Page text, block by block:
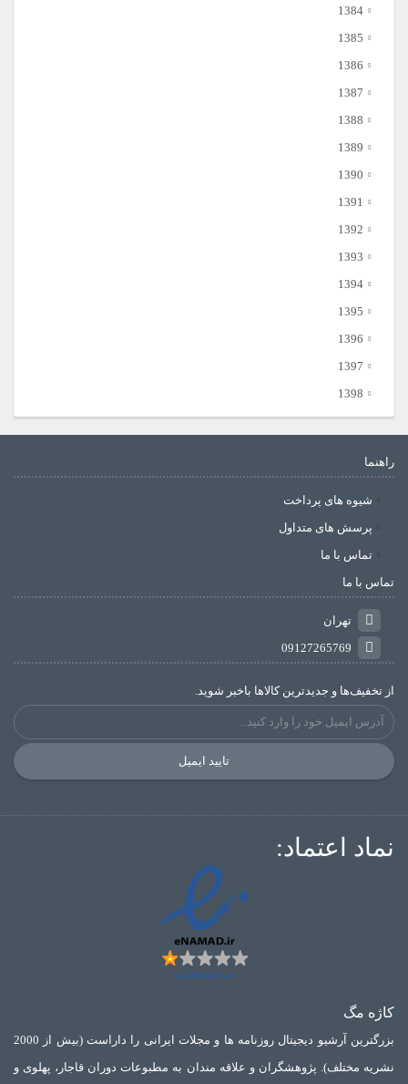
1384
1385
1386
1387
1388
1389
1390
1391
1392
1393
1394
1395
1396
1397
1398
راهنما
شیوه های پرداخت
پرسش های متداول
تماس با ما
تماس با ما
تهران
09127265769
از تخفیف‌ها و جدیدترین‌ کالاها باخبر شوید.
تایید ایمیل
نماد اعتماد:
کاژه مگ
بزرگترین آرشیو دیجیتال روزنامه ها و مجلات ایرانی را داراست (بیش از 2000
نشریه مختلف). پژوهشگران و علاقه مندان به مطبوعات دوران قاجار، پهلوی و